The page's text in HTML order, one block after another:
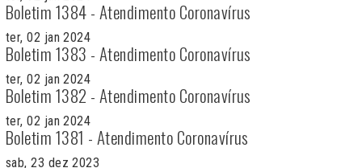
Boletim 1384 - Atendimento Coronavírus
ter, 02 jan 2024
Boletim 1383 - Atendimento Coronavírus
ter, 02 jan 2024
Boletim 1382 - Atendimento Coronavírus
ter, 02 jan 2024
Boletim 1381 - Atendimento Coronavírus
sab, 23 dez 2023